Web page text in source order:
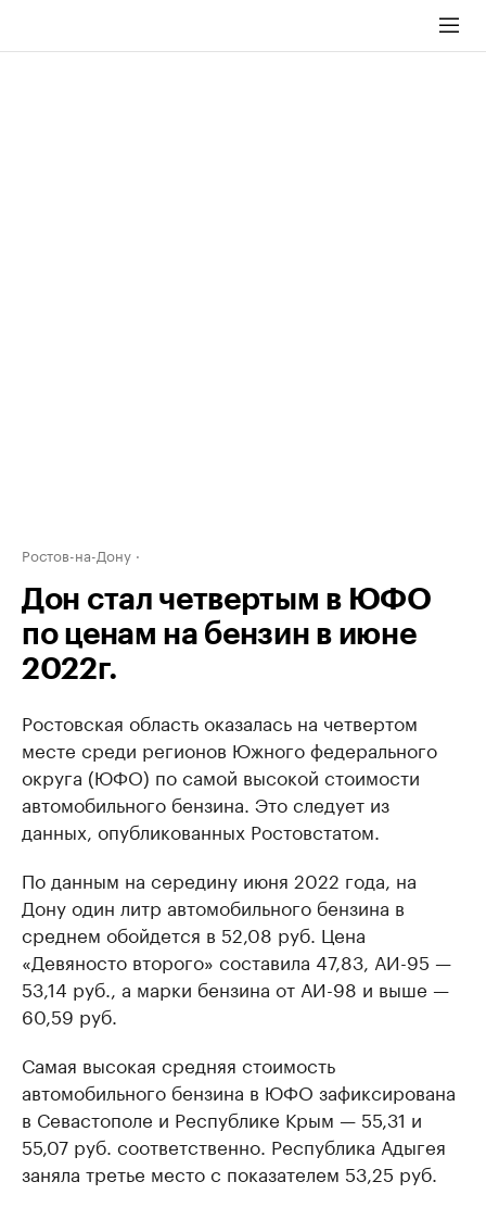
Ростов-на-Дону
Дон стал четвертым в ЮФО
по ценам на бензин в июне
2022г.
Ростовская область оказалась на четвертом
месте среди регионов Южного федерального
округа (ЮФО) по самой высокой стоимости
автомобильного бензина. Это следует из
данных, опубликованных Ростовстатом.
По данным на середину июня 2022 года, на
Дону один литр автомобильного бензина в
среднем обойдется в 52,08 руб. Цена
«Девяносто второго» составила 47,83, АИ-95 —
53,14 руб., а марки бензина от АИ-98 и выше —
60,59 руб.
Самая высокая средняя стоимость
автомобильного бензина в ЮФО зафиксирована
в Севастополе и Республике Крым — 55,31 и
55,07 руб. соответственно. Республика Адыгея
заняла третье место с показателем 53,25 руб.